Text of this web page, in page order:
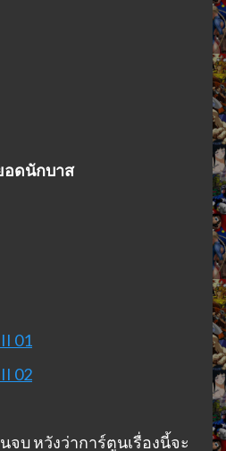
อดนักบาส
01
02
บ หวังว่าการ์ตูนเรื่องนี้จะ